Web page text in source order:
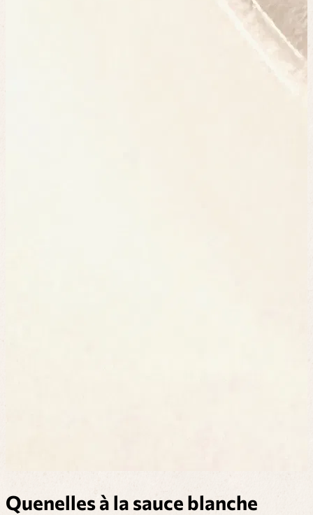
Quenelles à la sauce blanche